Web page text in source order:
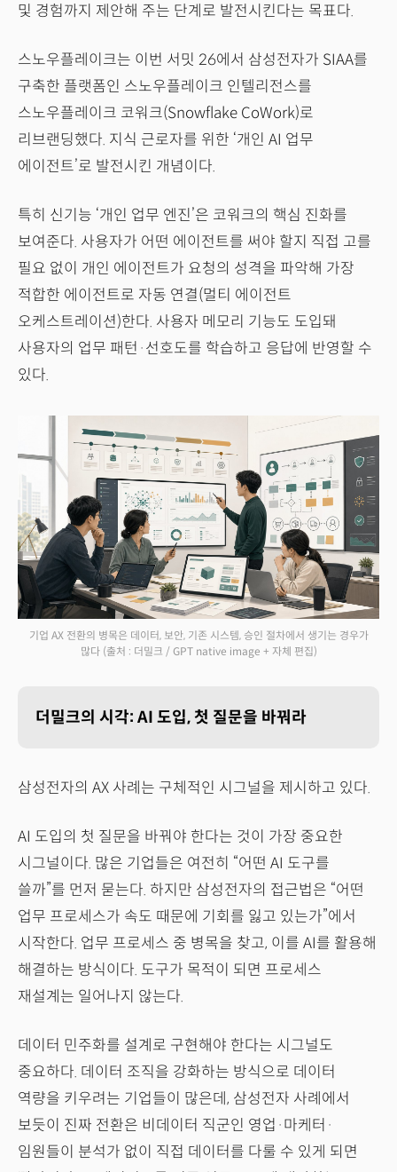
및 경험까지 제안해 주는 단계로 발전시킨다는 목표다.
스노우플레이크는 이번 서밋 26에서 삼성전자가 SIAA를
구축한 플랫폼인 스노우플레이크 인텔리전스를
스노우플레이크 코워크(Snowflake CoWork)로
리브랜딩했다. 지식 근로자를 위한 ‘개인 AI 업무
에이전트’로 발전시킨 개념이다.
특히 신기능 ‘개인 업무 엔진’은 코워크의 핵심 진화를
보여준다. 사용자가 어떤 에이전트를 써야 할지 직접 고를
필요 없이 개인 에이전트가 요청의 성격을 파악해 가장
적합한 에이전트로 자동 연결(멀티 에이전트
오케스트레이션)한다. 사용자 메모리 기능도 도입돼
사용자의 업무 패턴·선호도를 학습하고 응답에 반영할 수
있다.
기업 AX 전환의 병목은 데이터, 보안, 기존 시스템, 승인 절차에서 생기는 경우가
많다 (출처 : 더밀크 / GPT native image + 자체 편집)
더밀크의 시각: AI 도입, 첫 질문을 바꿔라
삼성전자의 AX 사례는 구체적인 시그널을 제시하고 있다.
AI 도입의 첫 질문을 바꿔야 한다는 것이 가장 중요한
시그널이다. 많은 기업들은 여전히 “어떤 AI 도구를
쓸까”를 먼저 묻는다. 하지만 삼성전자의 접근법은 “어떤
업무 프로세스가 속도 때문에 기회를 잃고 있는가”에서
시작한다. 업무 프로세스 중 병목을 찾고, 이를 AI를 활용해
해결하는 방식이다. 도구가 목적이 되면 프로세스
재설계는 일어나지 않는다.
데이터 민주화를 설계로 구현해야 한다는 시그널도
중요하다. 데이터 조직을 강화하는 방식으로 데이터
역량을 키우려는 기업들이 많은데, 삼성전자 사례에서
보듯이 진짜 전환은 비데이터 직군인 영업·마케터·
임원들이 분석가 없이 직접 데이터를 다룰 수 있게 되면